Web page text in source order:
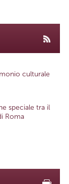
culturale
speciale tra il
Roma